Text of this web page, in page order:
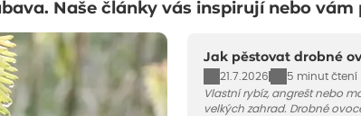
Naše články vás inspirují nebo vám
Jak pěstovat drobné
21.7.2026
5 minut čtení
Vlastní rybíz, angrešt nebo
velkých zahrad. Drobné